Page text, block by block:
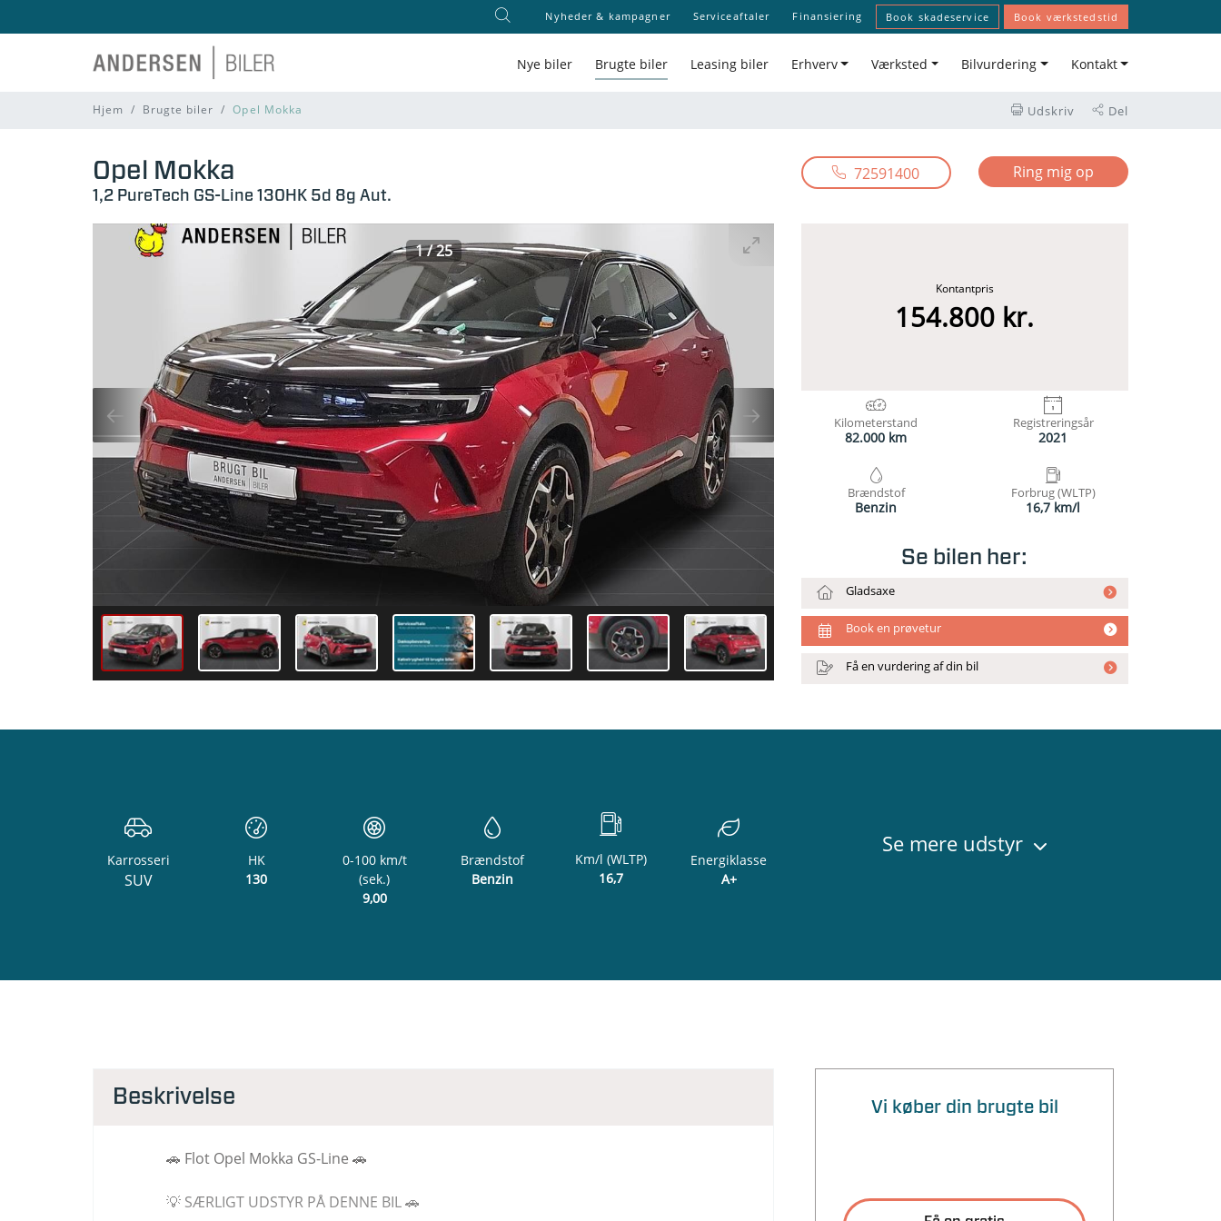
Nyheder & kampagner Serviceaftaler Finansiering Book skadeservice Book værkstedstid
Nye biler Brugte biler Leasing biler Erhverv Værksted Bilvurdering Kontakt
Hjem Brugte biler Opel Mokka Udskriv Del
Opel Mokka
1,2 PureTech GS-Line 130HK 5d 8g Aut.
1/25
72591400 Ring mig op
Kontantpris
154.800 kr.
Kilometerstand
82.000 km
Registreringsår
2021
Brændstof
Benzin
Forbrug (WLTP)
16,7 km/l
Se bilen her:
Gladsaxe
Book en prøvetur
Få en vurdering af din bil
Karrosseri
SUV
HK
130
0-100 km/t
(sek.)
9,00
Brændstof
Benzin
Km/l (WLTP)
16,7
Energiklasse
A+
Se mere udstyr
Beskrivelse
🚗 Flot Opel Mokka GS-Line 🚗
💡 SÆRLIGT UDSTYR PÅ DENNE BIL 🚗
Vi køber din brugte bil